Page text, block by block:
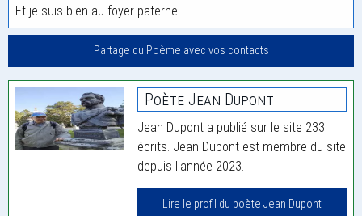
Et je suis bien au foyer paternel.
Partage du Poème avec vos contacts
Poète Jean Dupont
Jean Dupont a publié sur le site 233
écrits. Jean Dupont est membre du site
depuis l'année 2023.
Lire le profil du poète Jean Dupont